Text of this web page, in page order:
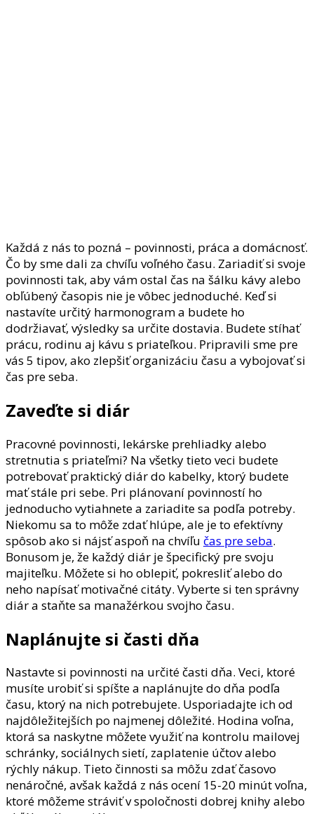
Každá z nás to pozná – povinnosti, práca a domácnosť.
Čo by sme dali za chvíľu voľného času. Zariadiť si svoje
povinnosti tak, aby vám ostal čas na šálku kávy alebo
obľúbený časopis nie je vôbec jednoduché. Keď si
nastavíte určitý harmonogram a budete ho
dodržiavať, výsledky sa určite dostavia. Budete stíhať
prácu, rodinu aj kávu s priateľkou. Pripravili sme pre
vás 5 tipov, ako zlepšiť organizáciu času a vybojovať si
čas pre seba.
Zaveďte si diár
Pracovné povinnosti, lekárske prehliadky alebo
stretnutia s priateľmi? Na všetky tieto veci budete
potrebovať praktický diár do kabelky, ktorý budete
mať stále pri sebe. Pri plánovaní povinností ho
jednoducho vytiahnete a zariadite sa podľa potreby.
Niekomu sa to môže zdať hlúpe, ale je to efektívny
spôsob ako si nájsť aspoň na chvíľu čas pre seba.
Bonusom je, že každý diár je špecifický pre svoju
majiteľku. Môžete si ho oblepiť, pokresliť alebo do
neho napísať motivačné citáty. Vyberte si ten správny
diár a staňte sa manažérkou svojho času.
Naplánujte si časti dňa
Nastavte si povinnosti na určité časti dňa. Veci, ktoré
musíte urobiť si spíšte a naplánujte do dňa podľa
času, ktorý na nich potrebujete. Usporiadajte ich od
najdôležitejších po najmenej dôležité. Hodina voľna,
ktorá sa naskytne môžete využiť na kontrolu mailovej
schránky, sociálnych sietí, zaplatenie účtov alebo
rýchly nákup. Tieto činnosti sa môžu zdať časovo
nenáročné, avšak každá z nás ocení 15-20 minút voľna,
ktoré môžeme stráviť v spoločnosti dobrej knihy alebo